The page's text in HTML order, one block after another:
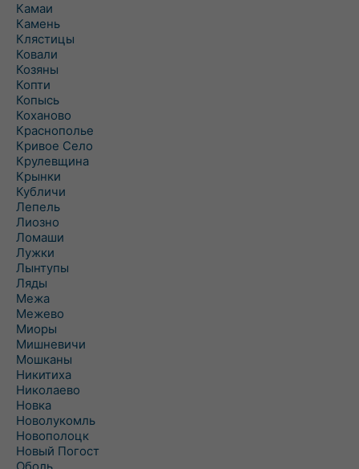
Камаи
Камень
Клястицы
Ковали
Козяны
Копти
Копысь
Коханово
Краснополье
Кривое Село
Крулевщина
Крынки
Кубличи
Лепель
Лиозно
Ломаши
Лужки
Лынтупы
Ляды
Межа
Межево
Миоры
Мишневичи
Мошканы
Никитиха
Николаево
Новка
Новолукомль
Новополоцк
Новый Погост